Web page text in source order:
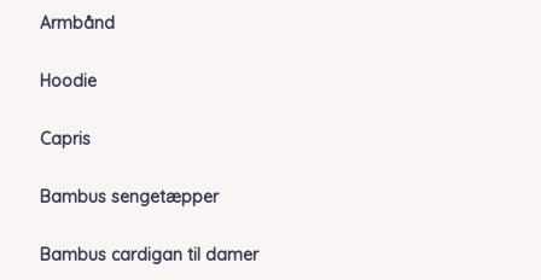
Armbånd
Hoodie
Capris
Bambus sengetæpper
Bambus cardigan til damer